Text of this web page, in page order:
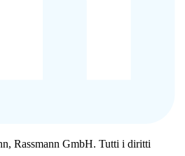
Rassmann GmbH. Tutti i diritti